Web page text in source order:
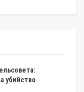
убийство